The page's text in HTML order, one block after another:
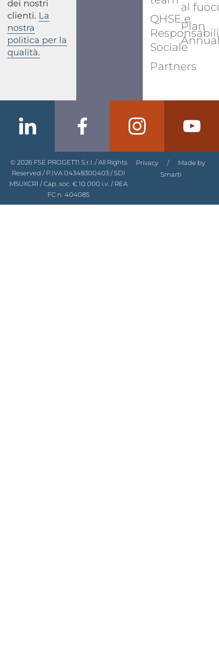
dei nostri
clienti. La
nostra
politica per la
qualità.
QHSE e
Sociale
Partners
al
Plan
© 2026 FSE PROGETTI S.r.l. / All Rights
Reserved / P.IVA 04348300403 / SDI
M5UXCR1 / Cap. soc. € 10.000 i.v. / REA
FC n. 404085
Privacy / Made by
Smarti